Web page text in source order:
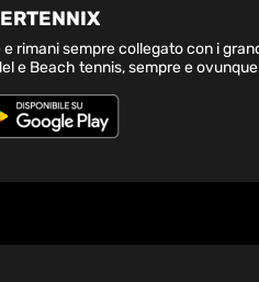
rimani sempre collegato con i
e Beach tennis, sempre e